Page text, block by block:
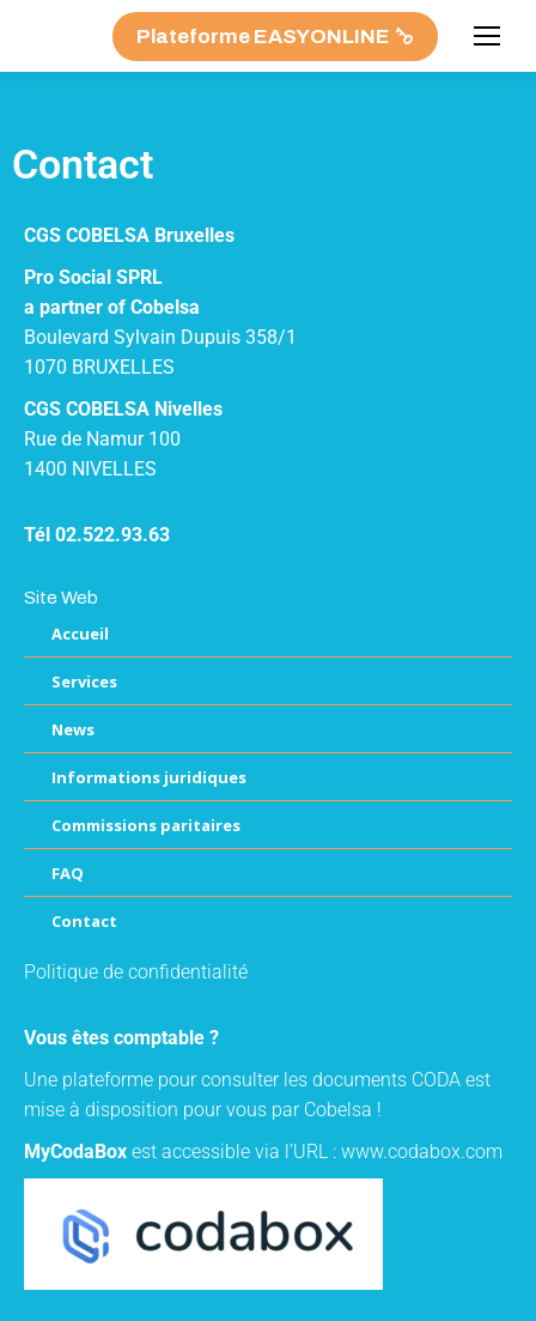
Plateforme EASYONLINE
Contact
CGS COBELSA Bruxelles
Pro Social SPRL
a partner of Cobelsa
Boulevard Sylvain Dupuis 358/1
1070 BRUXELLES
CGS COBELSA Nivelles
Rue de Namur 100
1400 NIVELLES
Tél 02.522.93.63
Site Web
Accueil
Services
News
Informations juridiques
Commissions paritaires
FAQ
Contact
Politique de confidentialité
Vous êtes comptable ?
Une plateforme pour consulter les documents CODA est
mise à disposition pour vous par Cobelsa !
MyCodaBox est accessible via l’URL : www.codabox.com